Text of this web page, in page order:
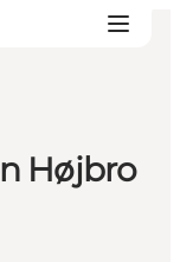
Højbro